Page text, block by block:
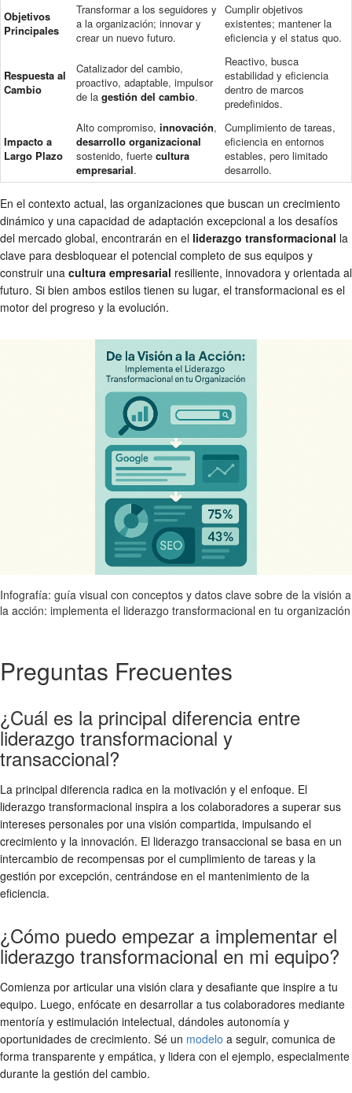
Objetivos
Principales
Transformar a los seguidores y
a la organización; innovar y
crear un nuevo futuro.
Cumplir objetivos
existentes; mantener la
eficiencia y el status quo.
Respuesta al
Cambio
Catalizador del cambio,
proactivo, adaptable, impulsor
de la gestión del cambio.
Reactivo, busca
estabilidad y eficiencia
dentro de marcos
predefinidos.
Impacto a
Largo Plazo
Alto compromiso, innovación,
desarrollo organizacional
sostenido, fuerte cultura
empresarial.
Cumplimiento de tareas,
eficiencia en entornos
estables, pero limitado
desarrollo.
En el contexto actual, las organizaciones que buscan un crecimiento
dinámico y una capacidad de adaptación excepcional a los desafíos
del mercado global, encontrarán en el liderazgo transformacional la
clave para desbloquear el potencial completo de sus equipos y
construir una cultura empresarial resiliente, innovadora y orientada al
futuro. Si bien ambos estilos tienen su lugar, el transformacional es el
motor del progreso y la evolución.
Infografía: guía visual con conceptos y datos clave sobre de la visión a
la acción: implementa el liderazgo transformacional en tu organización
Preguntas Frecuentes
¿Cuál es la principal diferencia entre
liderazgo transformacional y
transaccional?
La principal diferencia radica en la motivación y el enfoque. El
liderazgo transformacional inspira a los colaboradores a superar sus
intereses personales por una visión compartida, impulsando el
crecimiento y la innovación. El liderazgo transaccional se basa en un
intercambio de recompensas por el cumplimiento de tareas y la
gestión por excepción, centrándose en el mantenimiento de la
eficiencia.
¿Cómo puedo empezar a implementar el
liderazgo transformacional en mi equipo?
Comienza por articular una visión clara y desafiante que inspire a tu
equipo. Luego, enfócate en desarrollar a tus colaboradores mediante
mentoría y estimulación intelectual, dándoles autonomía y
oportunidades de crecimiento. Sé un modelo a seguir, comunica de
forma transparente y empática, y lidera con el ejemplo, especialmente
durante la gestión del cambio.